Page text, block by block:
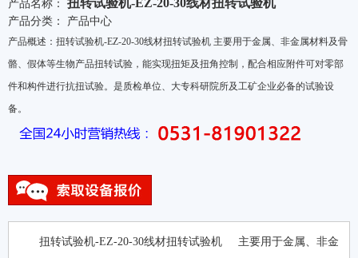
产品名称：
产品分类： 产品中心
产品概述：扭转试验机-EZ-20-30线材扭转试验机 主要用于金属、非金属材料及骨
骼、假体等生物产品扭转试验，能实现扭矩及扭角控制，配合相应附件可对零部
件和构件进行抗扭试验。是质检单位、大专科研院所及工矿企业必备的试验设
备。
扭转试验机-EZ-20-30线材扭转试验机 主要用于金属、非金